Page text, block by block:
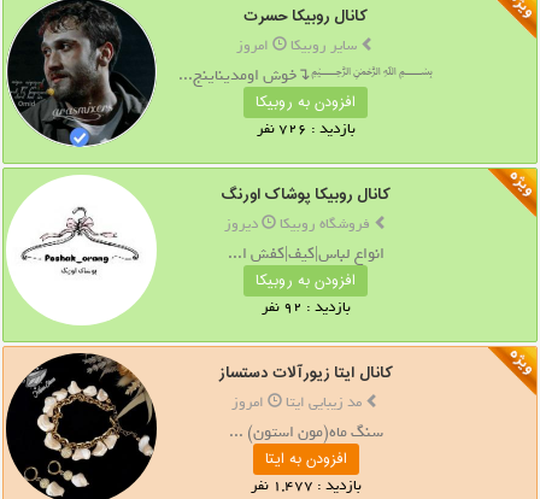
کانال روبیکا حسرت
سایر روبیکا امروز
﷽↴خوش اومدیناینج...
افزودن به روبیکا
بازدید : 726 نفر
کانال روبیکا پوشاک اورنگ
فروشگاه روبیکا دیروز
انواع لباس|کیف|کفش ا...
افزودن به روبیکا
بازدید : 92 نفر
کانال ایتا زیورآلات دستساز
مد زیبایی ایتا امروز
سنگ ماه(مون استون) ...
افزودن به ایتا
بازدید : 1,477 نفر